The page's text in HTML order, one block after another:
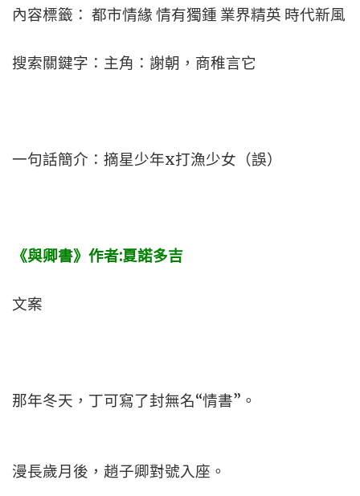
內容標籤： 都市情緣 情有獨鍾 業界精英 時代新風
搜索關鍵字：主角：謝朝，商稚言它
一句話簡介：摘星少年x打漁少女（誤）
《與卿書》作者:夏諾多吉
文案
那年冬天，丁可寫了封無名“情書”。
漫長歲月後，趙子卿對號入座。